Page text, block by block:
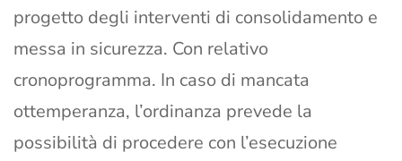
progetto degli interventi di consolidamento e
messa in sicurezza. Con relativo
cronoprogramma. In caso di mancata
ottemperanza, l’ordinanza prevede la
possibilità di procedere con l’esecuzione